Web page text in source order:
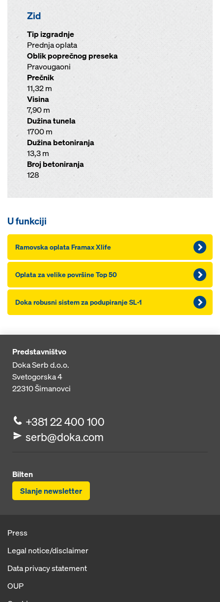
Zid
Tip izgradnje
Prednja oplata
Oblik poprečnog preseka
Pravougaoni
Prečnik
11,32 m
Visina
7,90 m
Dužina tunela
1700 m
Dužina betoniranja
13,3 m
Broj betoniranja
128
U funkciji
Ramovska oplata Framax Xlife
Oplata za velike površine Top 50
Doka robusni sistem za podupiranje SL-1
Predstavništvo
Doka Serb d.o.o.
Svetogorska 4
22310Šimanovci
+381 22 400 100
serb@doka.com
Bilten
Slanje newsletter
Press
Legal notice/disclaimer
Data privacy statement
OUP